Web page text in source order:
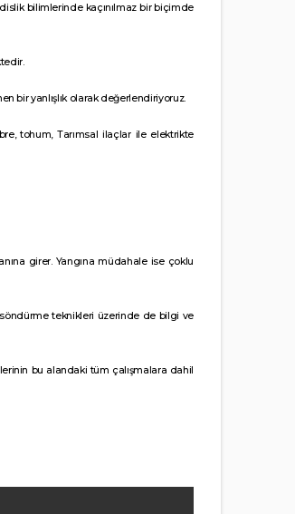
bilimlerinde kaçınılmaz bir biçimde
bir yanlışlık olarak değerlendiriyoruz.
tohum, Tarımsal ilaçlar ile elektrikte
girer. Yangına müdahale ise çoklu
söndürme teknikleri üzerinde de bilgi ve
bu alandaki tüm çalışmalara dahil